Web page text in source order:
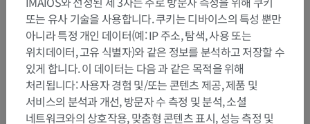
동물 비교 해부학
번역
또는 유사 기술을 사용합니다. 쿠키는 디바이스의 특성 뿐만
아니라 특정 개인 데이터(예: IP 주소, 탐색, 사용 또는
위치데이터, 고유 식별자)와 같은 정보를 분석하고 저장할 수
있게 합니다. 이 데이터는 다음 과 같은 목적을 위해
처리됩니다: 사용자 경험 및/또는 콘텐츠 제공, 제품 및
서비스의 분석과 개선, 방문자 수 측정 및 분석, 소셜
네트워크와의 상호작용, 맞춤형 콘텐츠 표시, 성능 측정 및